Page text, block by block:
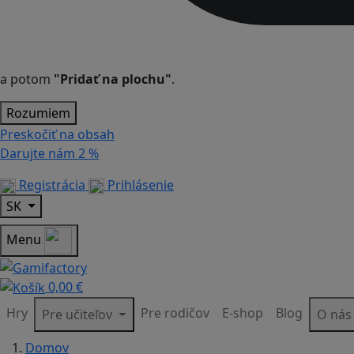
a potom "Pridať na plochu".
Rozumiem
Preskočiť na obsah
Darujte nám 2 %
Registrácia
Prihlásenie
SK
Menu
0,00 €
Hry
Pre učiteľov Pre rodičov E-shop Blog
O nás
Domov